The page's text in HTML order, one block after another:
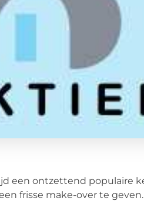
een ontzettend populaire
frisse make-over te